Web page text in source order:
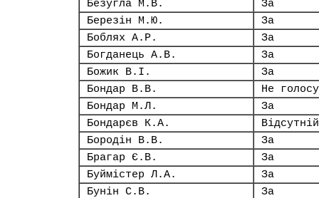
Безугла М.В.
За
Березін М.Ю.
За
Боблях А.Р.
За
Богданець А.В.
За
Божик В.І.
За
Бондар В.В.
Не
Бондар М.Л.
За
Бондарєв К.А.
Відсутній
Бородін В.В.
За
Брагар Є.В.
За
Буймістер Л.А.
За
Бунін С.В.
За